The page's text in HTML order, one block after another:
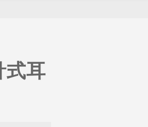
式耳